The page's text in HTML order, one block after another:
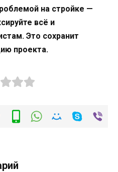
на стройке —
всё и
Это сохранит
проекта.